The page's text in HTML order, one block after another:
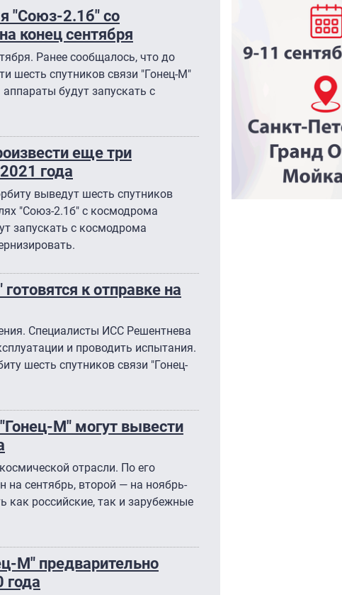
"Союз-2.1б" со
конец сентября
Ранее сообщалось, что до
шесть спутников связи "Гонец-М"
будут запускать с
еще три
года
выведут шесть спутников
"Союз-2.1б" с космодрома
запускать с космодрома
к отправке на
Специалисты ИСС Решентнева
и проводить испытания.
шесть спутников связи "Гонец-
М" могут вывести
отрасли. По его
на сентябрь, второй — на ноябрь-
как российские, так и зарубежные
М" предварительно
года